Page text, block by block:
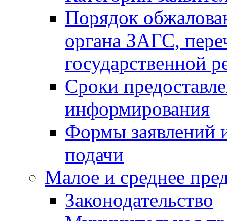
Порядок
органа ЗАГС,
государственной
Сроки
информирования
Формы заявлений
подачи
Малое и среднее
Законодательство